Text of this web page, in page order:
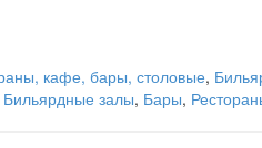
кафе, бары, столовые,
Бильярдные залы, Бары,